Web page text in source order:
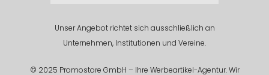
Unser Angebot richtet sich ausschließlich an
Unternehmen, Institutionen und Vereine.
© 2025 Promostore GmbH – Ihre Werbeartikel-Agentur. Wir